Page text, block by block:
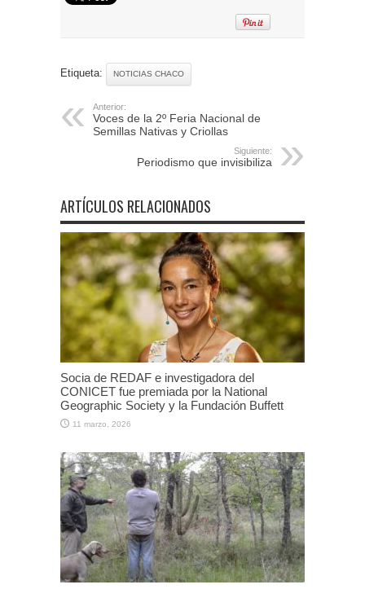
Etiqueta: NOTICIAS CHACO
Anterior:
Voces de la 2º Feria Nacional de
Semillas Nativas y Criollas
Siguiente:
Periodismo que invisibiliza
ARTÍCULOS RELACIONADOS
Socia de REDAF e investigadora del
CONICET fue premiada por la National
Geographic Society y la Fundación Buffett
11 marzo, 2026